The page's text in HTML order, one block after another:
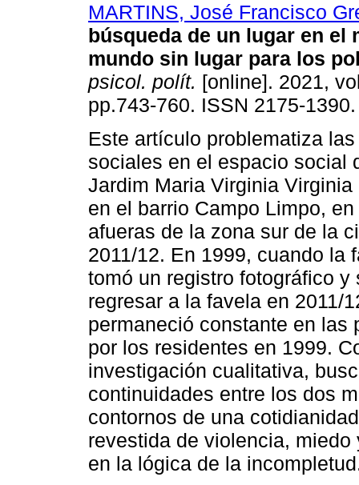
MARTINS, José Francisco
búsqueda de un lugar en el
mundo sin lugar para los
psicol. polít. [online]. 2021,
pp.743-760. ISSN 2175-1390.
Este artículo problematiza
sociales en el espacio social
Jardim Maria Virginia
en el barrio Campo Limpo,
afueras de la zona sur de la
2011/12. En 1999, cuando la
tomó un registro fotográfico
regresar a la favela en 2011/
permaneció constante en las
por los residentes en 1999.
investigación cualitativa,
continuidades entre los dos
contornos de una
revestida de violencia,
en la lógica de la